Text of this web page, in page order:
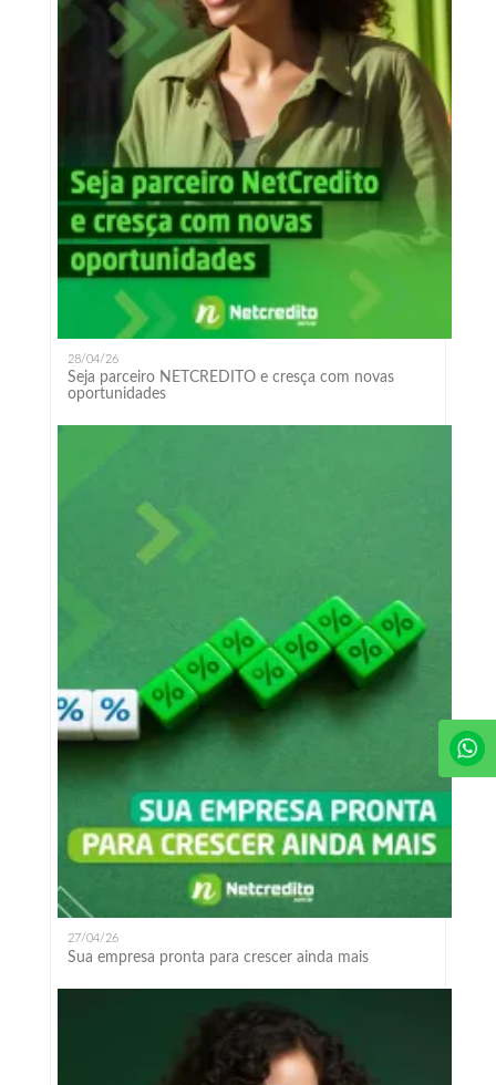
28/04/26
Seja parceiro NETCREDITO e cresça com novas
oportunidades
27/04/26
Sua empresa pronta para crescer ainda mais